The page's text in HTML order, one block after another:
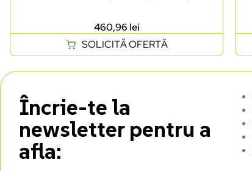
460,96 lei
SOLICITĂ OFERTĂ
Încrie-te la
newsletter pentru a
afla: